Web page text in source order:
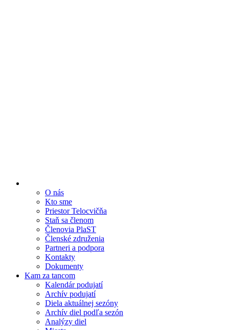
O nás
Kto sme
Priestor Telocvičňa
Staň sa členom
Členovia PlaST
Členské združenia
Partneri a podpora
Kontakty
Dokumenty
Kam za tancom
Kalendár podujatí
Archív podujatí
Diela aktuálnej sezóny
Archív diel podľa sezón
Analýzy diel